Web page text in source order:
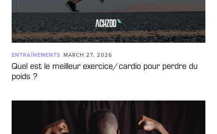
ENTRAÎNEMENTS MARCH 27, 2026
Quel est le meilleur exercice/cardio pour perdre du
poids ?